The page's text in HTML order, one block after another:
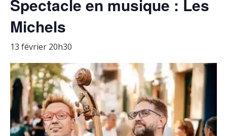
Spectacle en musique : Les
Michels
13 février 20h30